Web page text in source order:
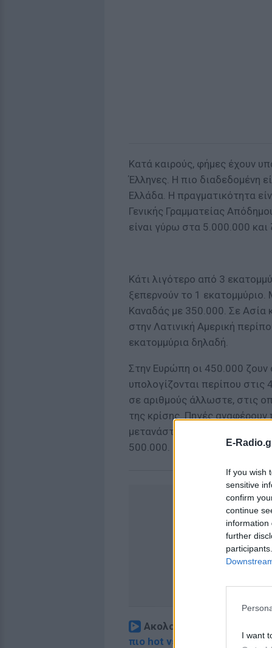
E-
If you wish
sensitive
confirm
continue
information
further
I want
Κατά καιρούς, φήμες έχουν
Έλληνες. Η πιο διαδεδομένη
Ελλάδα. Η πραγματικότητα
Γενικής Γραμματείας
είναι γύρω στα 5.000.000
Κάτι λιγότερο από 3
ξεπερνούν το 1
Καναδάς με 350.000. Σε Ασία
στην Λατινική Αμερική
εκατομμύρια δηλαδή.
Στην Ευρώπη οι 450.000 ζουν
υπολογίζονται περίπου
σε αριθμούς άλλωστε, στις
της κρίσης. Πηγές
μετανάστευσε στο εξωτερικό
500.000.
Ακολουθήστε το E-
πιο hot νέα